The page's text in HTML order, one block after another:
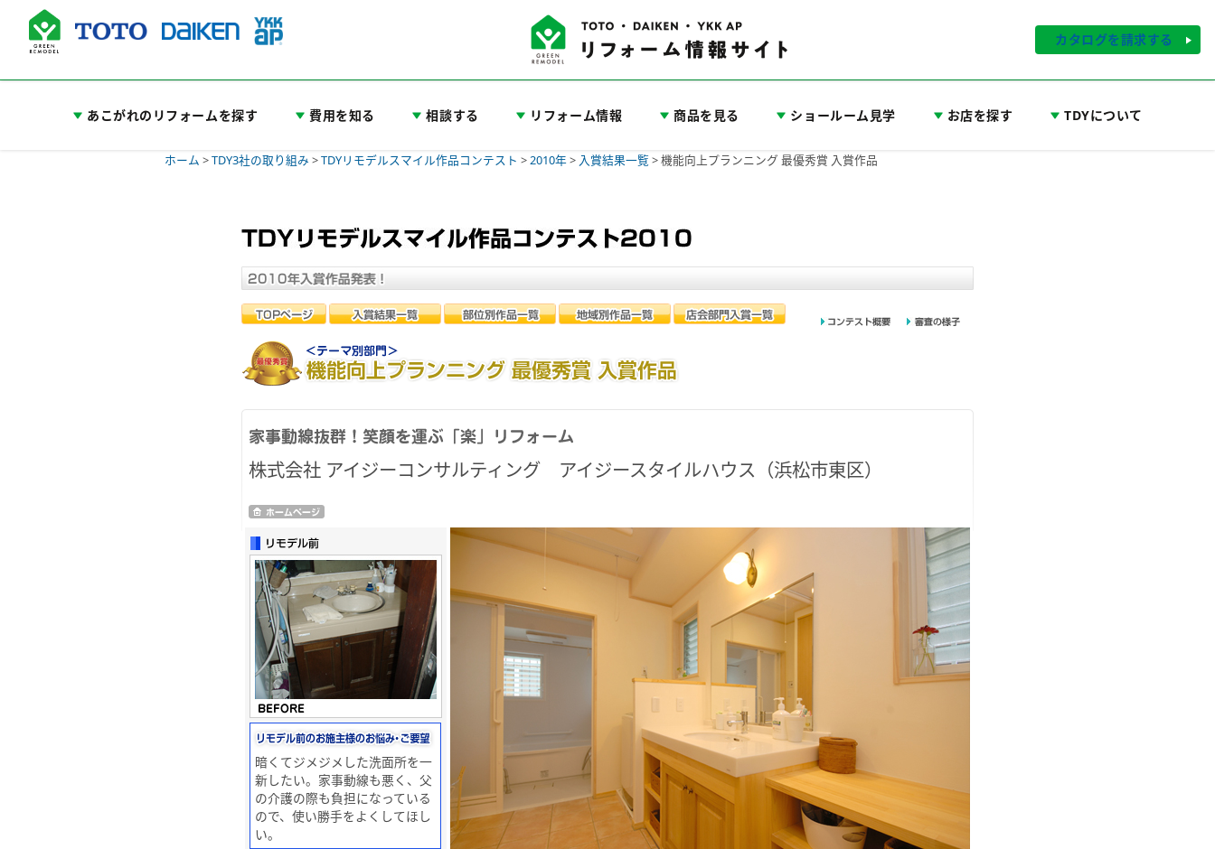
カタログを請求する
あこがれのリフォームを探す 費用を知る 相談する リフォーム情報 商品を見る ショールーム見学 お店を探す TDYについて
ホーム >TDY3社の取り組み >TDYリモデルスマイル作品コンテスト >2010年> 入賞結果一覧>機能向上プランニング 最優秀賞 入賞作品
株式会社 アイジーコンサルティング アイジースタイルハウス（浜松市東区）
暗くてジメジメした洗面所を一
新したい。家事動線も悪く、父
の介護の際も負担になっている
ので、使い勝手をよくしてほし
い。